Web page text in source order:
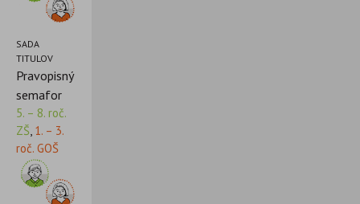
SADA
TITULOV
Pravopisný
semafor
5. – 8. roč.
ZŠ,1. – 3.
roč. GOŠ